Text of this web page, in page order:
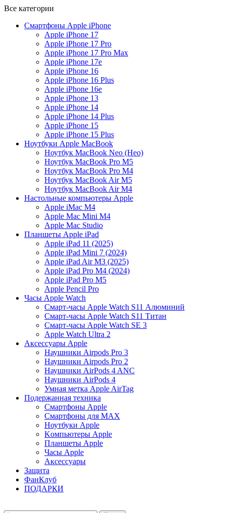
Все категории
Cмартфоны Apple iPhone
Apple iPhone 17
Apple iPhone 17 Pro
Apple iPhone 17 Pro Max
Apple iPhone 17e
Apple iPhone 16
Apple iPhone 16 Plus
Apple iPhone 16e
Apple iPhone 13
Apple iPhone 14
Apple iPhone 14 Plus
Apple iPhone 15
Apple iPhone 15 Plus
Ноутбуки Apple MacBook
Ноутбук MacBook Neo (Нeо)
Ноутбук MacBook Pro M5
Ноутбук MacBook Pro M4
Ноутбук MacBook Air M5
Ноутбук MacBook Air M4
Настольные компьютеры Apple
Apple iMac М4
Apple Mac Mini M4
Apple Mac Studio
Планшеты Apple iPad
Apple iPad 11 (2025)
Apple iPad Mini 7 (2024)
Apple iPad Air M3 (2025)
Apple iPad Pro M4 (2024)
Apple iPad Pro M5
Apple Pencil Pro
Часы Apple Watch
Смарт-часы Apple Watch S11 Алюминий
Смарт-часы Apple Watch S11 Титан
Смарт-часы Apple Watch SE 3
Apple Watch Ultra 2
Аксессуары Apple
Наушники Airpods Pro 3
Наушники Airpods Pro 2
Наушники AirPods 4 ANC
Наушники AirPods 4
Умная метка Apple AirTag
Подержанная техника
Cмартфоны Apple
Смартфоны для MAX
Hоутбуки Apple
Kомпьютеры Apple
Планшеты Apple
Часы Apple
Аксессуары
Защита
ФанКлуб
ПОДАРКИ